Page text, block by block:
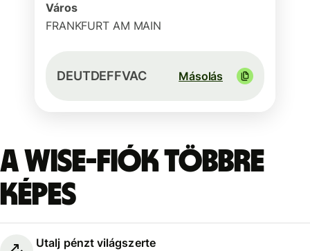
Város
FRANKFURT AM MAIN
DEUTDEFFVAC Másolás
A Wise-fiók többre
képes
Utalj pénzt világszerte